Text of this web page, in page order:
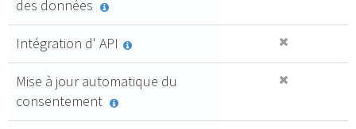
premium
Acquista
des données
Intégration d' API
Mise à jour automatique du
consentement